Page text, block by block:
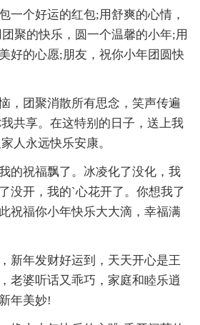
一个好运的红包;用舒爽的心情，
聚的快乐，圆一个温馨的小年;用
好的心愿;朋友，祝你小年团圆快
，团聚消散所有思念，笑声传遍
共享。在这特别的日子，送上我
人永远快乐安康。
的祝福飘了。冰凌化了没化，我
没开，我的`心花开了。你想我了
祝福你小年快乐大大滴，幸福满
新年发财好运到，天天开心是王
老婆听话又乖巧，家庭和睦乐逍
年美妙!